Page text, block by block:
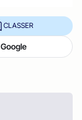
CLASSER